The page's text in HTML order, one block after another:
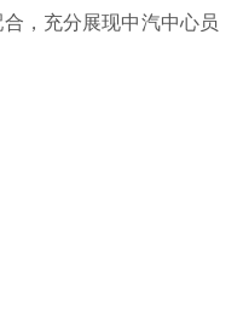
，充分展现中汽中心员